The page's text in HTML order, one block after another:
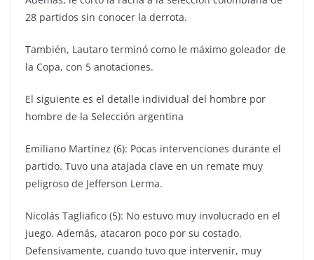
28 partidos sin conocer la derrota.
También, Lautaro terminó como le máximo goleador de
la Copa, con 5 anotaciones.
El siguiente es el detalle individual del hombre por
hombre de la Selección argentina
Emiliano Martínez (6): Pocas intervenciones durante el
partido. Tuvo una atajada clave en un remate muy
peligroso de Jefferson Lerma.
Nicolás Tagliafico (5): No estuvo muy involucrado en el
juego. Además, atacaron poco por su costado.
Defensivamente, cuando tuvo que intervenir, muy